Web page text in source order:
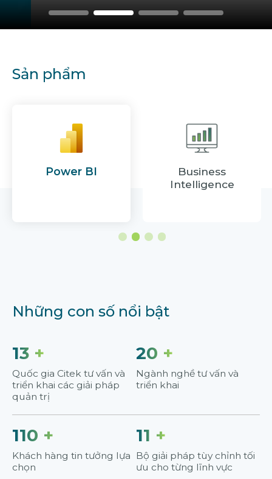
Sản phẩm
Business
Master Data
Management
Những con số nổi bật
13 +
Quốc gia Citek tư vấn và
triển khai các giải pháp
quản trị
110 +
Khách hàng tin tưởng lựa
chọn
20 +
Ngành nghề tư vấn và
triển khai
11 +
Bộ giải pháp tùy chỉnh tối
ưu cho từng lĩnh vực